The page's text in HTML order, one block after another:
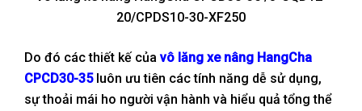
20/CPDS10-30-XF250
Do đó các thiết kế của vô lăng xe nâng HangCha
CPCD30-35luôn ưu tiên các tính năng dễ sử dụng,
sự thoải mái ho người vận hành và hiểu quả tổng thể